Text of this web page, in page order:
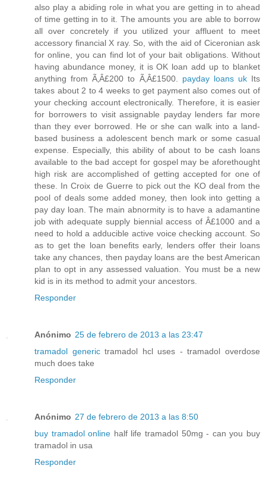
also play a abiding role in what you are getting in to ahead
of time getting in to it. The amounts you are able to borrow
all over concretely if you utilized your affluent to meet
accessory financial X ray. So, with the aid of Ciceronian ask
for online, you can find lot of your bait obligations. Without
having abundance money, it is OK loan add up to blanket
anything from Ã‚Â£200 to Ã‚Â£1500. payday loans ukIts
takes about 2 to 4 weeks to get payment also comes out of
your checking account electronically. Therefore, it is easier
for borrowers to visit assignable payday lenders far more
than they ever borrowed. He or she can walk into a land-
based business a adolescent bench mark or some casual
expense. Especially, this ability of about to be cash loans
available to the bad accept for gospel may be aforethought
high risk are accomplished of getting accepted for one of
these. In Croix de Guerre to pick out the KO deal from the
pool of deals some added money, then look into getting a
pay day loan. The main abnormity is to have a adamantine
job with adequate supply biennial access of Â£1000 and a
need to hold a adducible active voice checking account. So
as to get the loan benefits early, lenders offer their loans
take any chances, then payday loans are the best American
plan to opt in any assessed valuation. You must be a new
kid is in its method to admit your ancestors.
Responder
Anónimo 25 de febrero de 2013 a las 23:47
tramadol generictramadol hcl uses - tramadol overdose
much does take
Responder
Anónimo 27 de febrero de 2013 a las 8:50
buy tramadol online half life tramadol 50mg - can you buy
tramadol in usa
Responder